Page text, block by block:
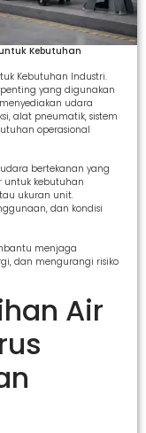
Kebutuhan
Kebutuhan Industri.
yang digunakan
udara
alat pneumatik, sistem
operasional
bertekanan yang
untuk kebutuhan
ukuran unit.
dan kondisi
menjaga
dan mengurangi risiko
Air